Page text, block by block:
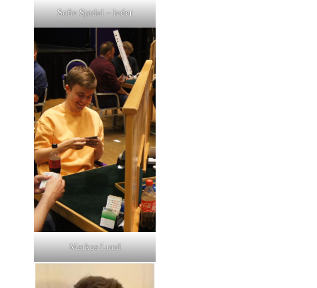
Sofie Sjødal – leder
Markus Lund